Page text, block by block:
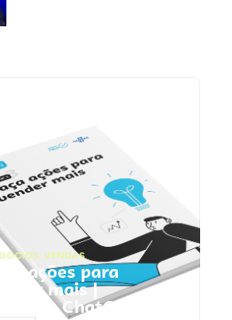
, VENDAS
ações para
mais |
ChatGPT